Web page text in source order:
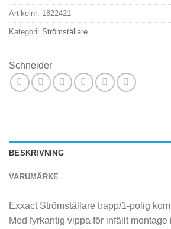
Artikelnr: 1822421
Kategori: Strömställare
Schneider
BESKRIVNING
VARUMÄRKE
Exxact Strömställare trapp/1-polig
Med fyrkantig vippa för infällt